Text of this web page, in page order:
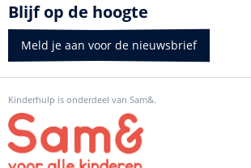
Blijf op de hoogte
Meld je aan voor de nieuwsbrief
Kinderhulp is onderdeel van Sam&.